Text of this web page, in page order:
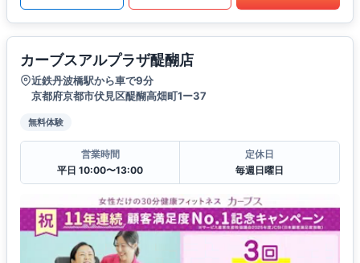
カーブスアルプラザ醍醐店
近鉄丹波橋駅から車で9分
京都府京都市伏見区醍醐高畑町1ー37
無料体験
営業時間
平日 10:00〜13:00
定休日
毎週日曜日